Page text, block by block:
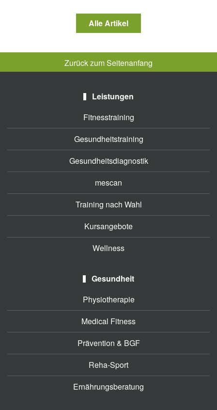
Alle Artikel
Zurück zum Seitenanfang
Leistungen
Fitnesstraining
Gesundheitstraining
Gesundheitsdiagnostik
mescan
Training nach Wahl
Kursangebote
Wellness
Gesundheit
Physiotherapie
Medical Fitness
Prävention & BGF
Reha-Sport
Ernährungsberatung